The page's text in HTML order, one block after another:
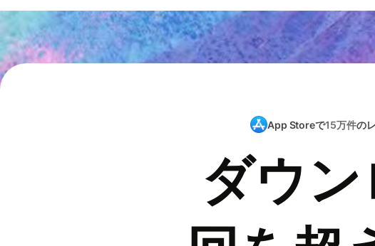
App Storeで15万件の
ダウ